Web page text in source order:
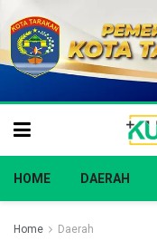
HOME DAERAH
Home Daerah